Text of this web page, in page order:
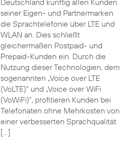
Deutschland künftig allen Kunden
seiner Eigen- und Partnermarken
die Sprachtelefonie über LTE und
WLAN an. Dies schließt
gleichermaßen Postpaid- und
Prepaid-Kunden ein. Durch die
Nutzung dieser Technologien, dem
sogenannten „Voice over LTE
(VoLTE)“ und „Voice over WiFi
(VoWiFi)“, profitieren Kunden bei
Telefonaten ohne Mehrkosten von
einer verbesserten Sprachqualität
[…]